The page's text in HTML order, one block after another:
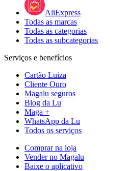
AliExpress
Todas as marcas
Todas as categorias
Todas as subcategorias
Serviços e benefícios
Cartão Luiza
Cliente Ouro
Magalu seguros
Blog da Lu
Maga +
WhatsApp da Lu
Todos os serviços
Comprar na loja
Vender no Magalu
Baixe o aplicativo